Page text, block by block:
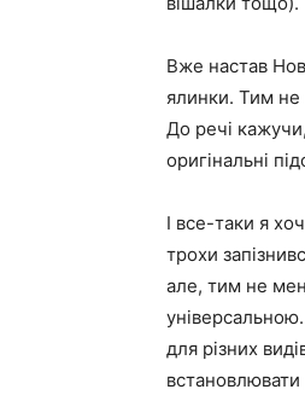
Вже настав
ялинки. Тим не
До речі
оригінальні
І все-таки я
трохи
але, тим не
для різних
встановлювати